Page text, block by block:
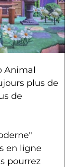
Animal
plus de
de
en ligne
pourrez